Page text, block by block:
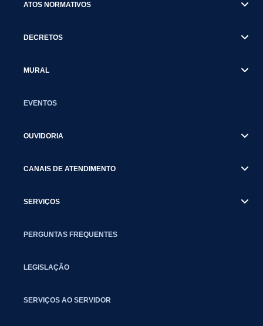
ATOS NORMATIVOS
DECRETOS
MURAL
EVENTOS
OUVIDORIA
CANAIS DE ATENDIMENTO
SERVIÇOS
PERGUNTAS FREQUENTES
LEGISLAÇÃO
SERVIÇOS AO SERVIDOR